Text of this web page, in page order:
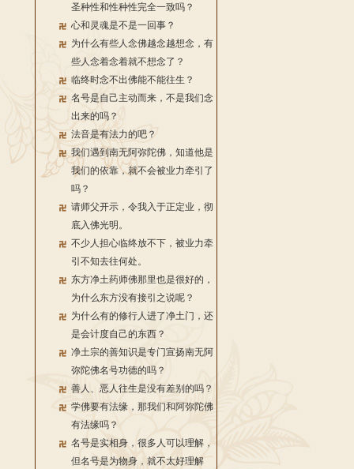
圣种性和性种性完全一致吗？
心和灵魂是不是一回事？
为什么有些人念佛越念越想念，有
些人念着念着就不想念了？
临终时念不出佛能不能往生？
名号是自己主动而来，不是我们念
出来的吗？
法音是有法力的吧？
我们遇到南无阿弥陀佛，知道他是
我们的依靠，就不会被业力牵引了
吗？
请师父开示，令我入于正定业，彻
底入佛光明。
不少人担心临终放不下，被业力牵
引不知去往何处。
东方净土药师佛那里也是很好的，
为什么东方没有接引之说呢？
为什么有的修行人进了净土门，还
是会计度自己的东西？
净土宗的善知识是专门宣扬南无阿
弥陀佛名号功德的吗？
善人、恶人往生是没有差别的吗？
学佛要有法缘，那我们和阿弥陀佛
有法缘吗？
名号是实相身，很多人可以理解，
但名号是为物身，就不太好理解